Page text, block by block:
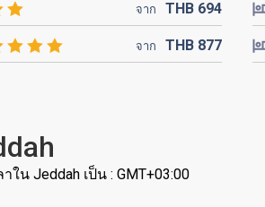
จาก THB 694
จาก THB 877
าใน Jeddah เป็น : GMT+03:00